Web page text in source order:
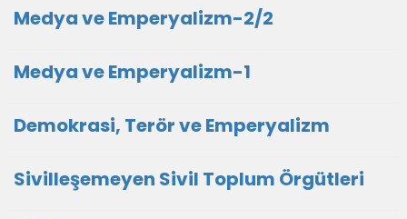
Medya ve Emperyalizm-2/2
Medya ve Emperyalizm-1
Demokrasi, Terör ve Emperyalizm
Sivilleşemeyen Sivil Toplum Örgütleri